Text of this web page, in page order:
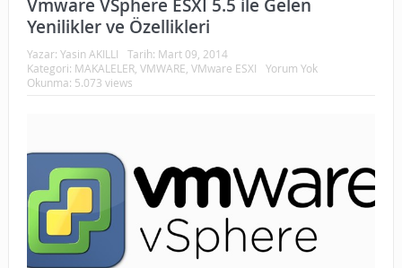
Vmware VSphere ESXI 5.5 ile Gelen
Yenilikler ve Özellikleri
Yazar: Yasin AKILLI Tarih: Mart 09, 2014
Kategori: MAKALELER, VMWARE VMware ESXI
Yorum Yok
Okunma: 5.073 views